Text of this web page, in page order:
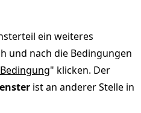
ein weiteres
und nach die Bedingungen
Bedingung" klicken. Der
ist an anderer Stelle in